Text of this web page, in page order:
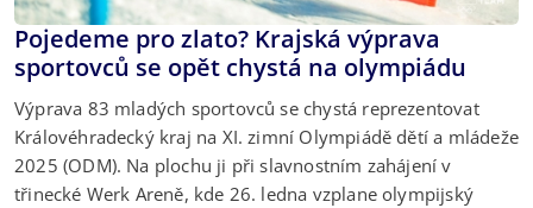
Pojedeme pro zlato? Krajská výprava
sportovců se opět chystá na olympiádu
Výprava 83 mladých sportovců se chystá reprezentovat
Královéhradecký kraj na XI. zimní Olympiádě dětí a mládeže
2025 (ODM). Na plochu ji při slavnostním zahájení v
třinecké Werk Areně, kde 26. ledna vzplane olympijský